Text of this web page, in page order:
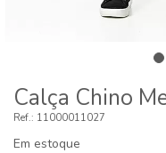
Calça Chino
11000011027
Em estoque